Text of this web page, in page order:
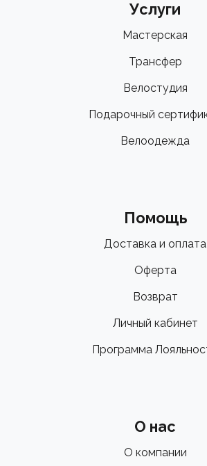
Услуги
Мастерская
Трансфер
Велостудия
Подарочный
Велоодежда
Помощь
Доставка и оплата
Оферта
Возврат
Личный кабинет
Программа
О нас
О компании